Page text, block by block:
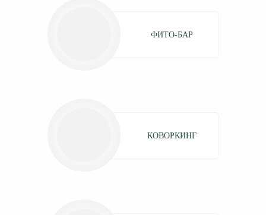
ФИТО-БАР
КОВОРКИНГ